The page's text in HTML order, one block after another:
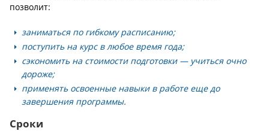
позволит:
заниматься по гибкому расписанию;
поступить на курс в любое время года;
сэкономить на стоимости подготовки — учиться очно
дороже;
применять освоенные навыки в работе еще до
завершения программы.
Сроки